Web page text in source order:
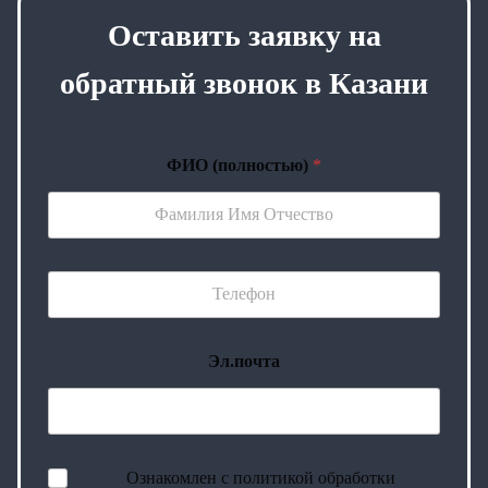
Оставить заявку на
обратный звонок в Казани
ФИО (полностью) *
Эл.почта
Ознакомлен с политикой обработки